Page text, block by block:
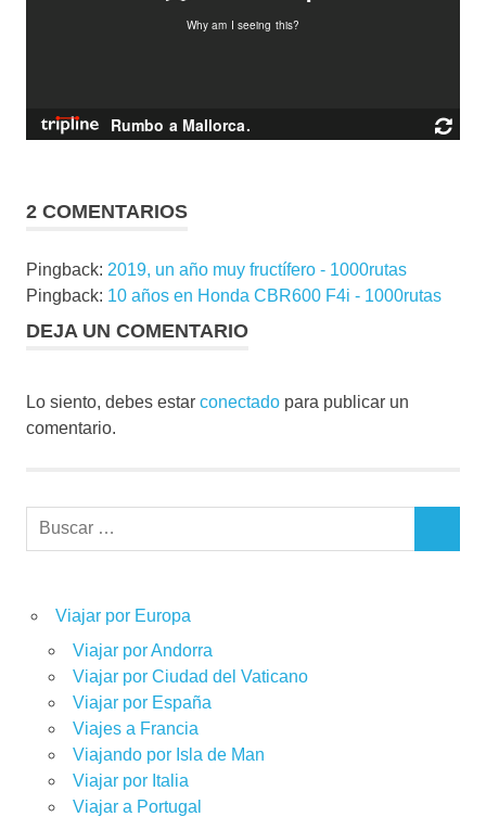
2 COMENTARIOS
Pingback: 2019, un año muy fructífero - 1000rutas
Pingback: 10 años en Honda CBR600 F4i - 1000rutas
DEJA UN COMENTARIO
Lo siento, debes estar conectado para publicar un
comentario.
Buscar:
Viajar por Europa
Viajar por Andorra
Viajar por Ciudad del Vaticano
Viajar por España
Viajes a Francia
Viajando por Isla de Man
Viajar por Italia
Viajar a Portugal